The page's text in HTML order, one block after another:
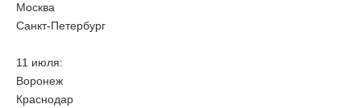
Москва
Санкт-Петербург
11 июля:
Воронеж
Краснодар